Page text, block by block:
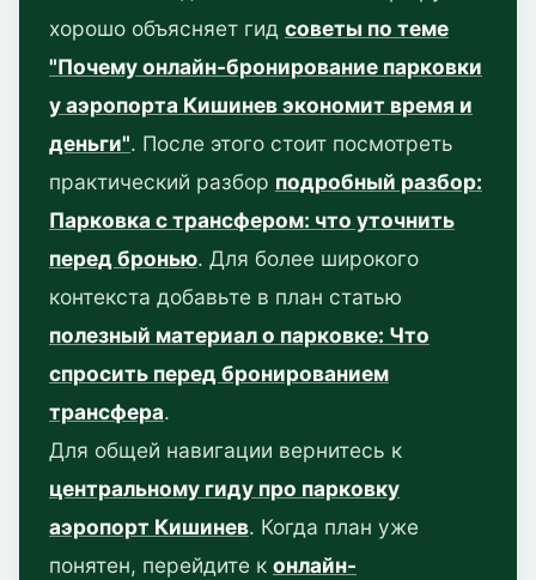
хорошо объясняет гид советы по теме
"Почему онлайн-бронирование парковки
у аэропорта Кишинев экономит время и
деньги". После этого стоит посмотреть
практический разбор подробный разбор:
Парковка с трансфером: что уточнить
перед бронью. Для более широкого
контекста добавьте в план статью
полезный материал о парковке: Что
спросить перед бронированием
трансфера.
Для общей навигации вернитесь к
центральному гиду про парковку
аэропорт Кишинев. Когда план уже
понятен, перейдите к онлайн-